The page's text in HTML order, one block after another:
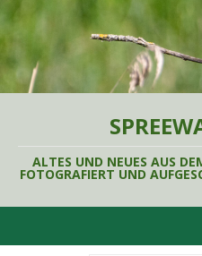
ALTES UND NEUES AUS
FOTOGRAFIERT UND